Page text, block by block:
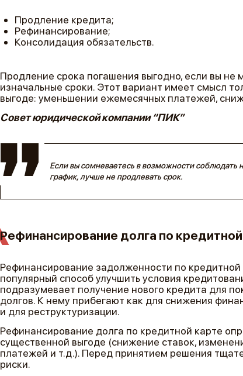
Продление кредита;
Рефинансирование;
Консолидация обязательств.
Продление срока погашения выгодно, если вы не
изначальные сроки. Этот вариант имеет смысл
выгоде: уменьшении ежемесячных платежей,
Совет юридической компании “ПИК”
Если вы сомневаетесь в возможности соблюдать
график, лучше не продлевать срок.
Рефинансирование долга по
Рефинансирование задолженности по
популярный способ улучшить условия
подразумевает получение нового кредита для
долгов. К нему прибегают как для снижения
и для реструктуризации.
Рефинансирование долга по кредитной карте
существенной выгоде (снижение ставок,
платежей и т.д.). Перед принятием решения
риски.